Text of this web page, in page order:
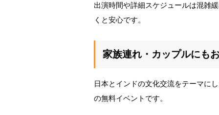
出演時間や詳細スケジュールは混雑
くと安心です。
家族連れ・カップルにも
日本とインドの文化交流をテーマに
の無料イベントです。